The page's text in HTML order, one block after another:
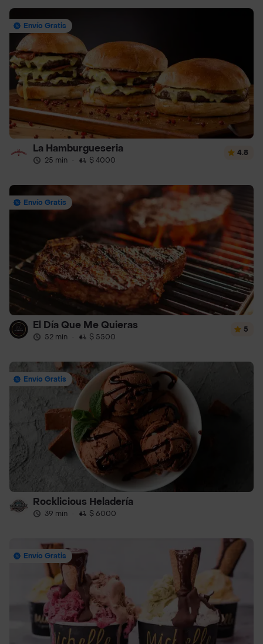
Envío Gratis
La Hamburgueseria
25 min · $ 4000
4.8
Envío Gratis
El Día Que Me Quieras
52 min · $ 5500
5
Envío Gratis
Rocklicious Heladería
39 min · $ 6000
Envío Gratis